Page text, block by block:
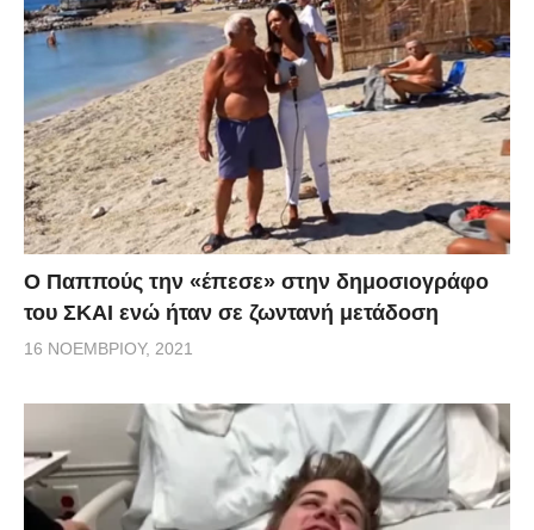
Ο Παππούς την «έπεσε» στην δημοσιογράφο
του ΣΚΑΙ ενώ ήταν σε ζωντανή μετάδοση
16 ΝΟΕΜΒΡΊΟΥ, 2021